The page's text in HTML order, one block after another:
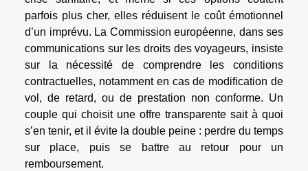
parfois plus cher, elles réduisent le coût émotionnel
d’un imprévu. La Commission européenne, dans ses
communications sur les droits des voyageurs, insiste
sur la nécessité de comprendre les conditions
contractuelles, notamment en cas de modification de
vol, de retard, ou de prestation non conforme. Un
couple qui choisit une offre transparente sait à quoi
s’en tenir, et il évite la double peine : perdre du temps
sur place, puis se battre au retour pour un
remboursement.